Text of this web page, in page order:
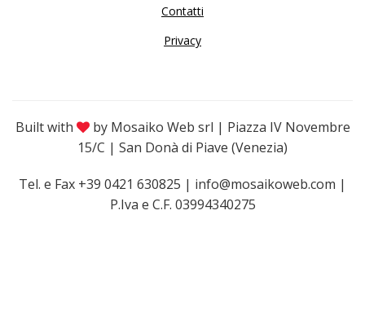
Contatti
Privacy
Built with
by Mosaiko Web srl | Piazza IV Novembre
15/C | San Donà di Piave (Venezia)
Tel. e Fax +39 0421 630825 | info@mosaikoweb.com |
P.Iva e C.F. 03994340275